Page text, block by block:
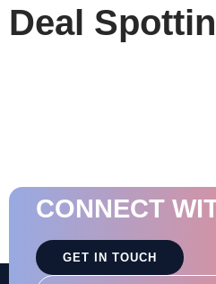
Deal
CONNECT
GET IN TOUCH